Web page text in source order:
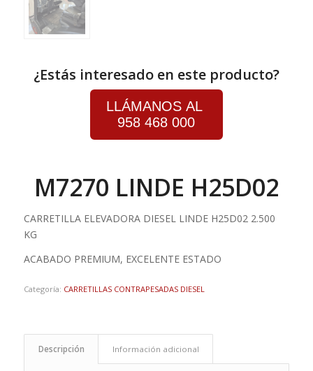
¿Estás interesado en este producto?
LLÁMANOS AL
958 468 000
M7270 LINDE H25D02
CARRETILLA ELEVADORA DIESEL LINDE H25D02 2.500
KG
ACABADO PREMIUM, EXCELENTE ESTADO
Categoría: CARRETILLAS CONTRAPESADAS DIESEL
Descripción Información adicional